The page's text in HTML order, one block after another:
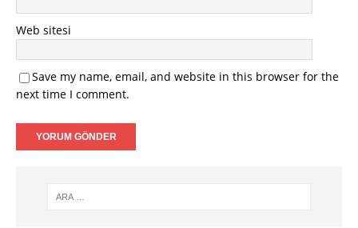
Web sitesi
Save my name, email, and website in this browser for the
next time I comment.